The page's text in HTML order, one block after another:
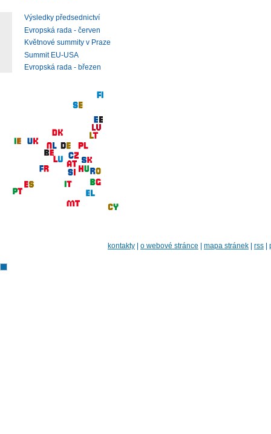
Výsledky předsednictví
Evropská rada - červen
Květnové summity v Praze
Summit EU-USA
Evropská rada - březen
kontakty o webové stránce mapa stránek rss